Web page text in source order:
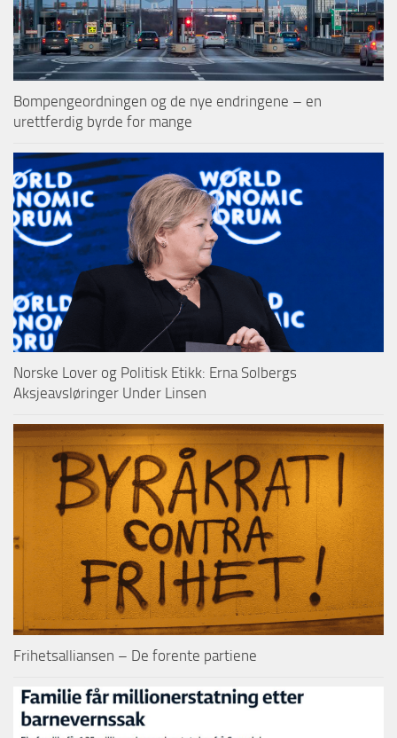
Bompengeordningen og de nye endringene – en
urettferdig byrde for mange
Norske Lover og Politisk Etikk: Erna Solbergs
Aksjeavsløringer Under Linsen
Frihetsalliansen – De forente partiene